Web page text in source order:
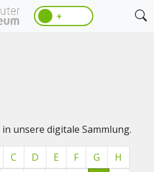
☀️
unsere digitale Sammlung.
C D E F G
H